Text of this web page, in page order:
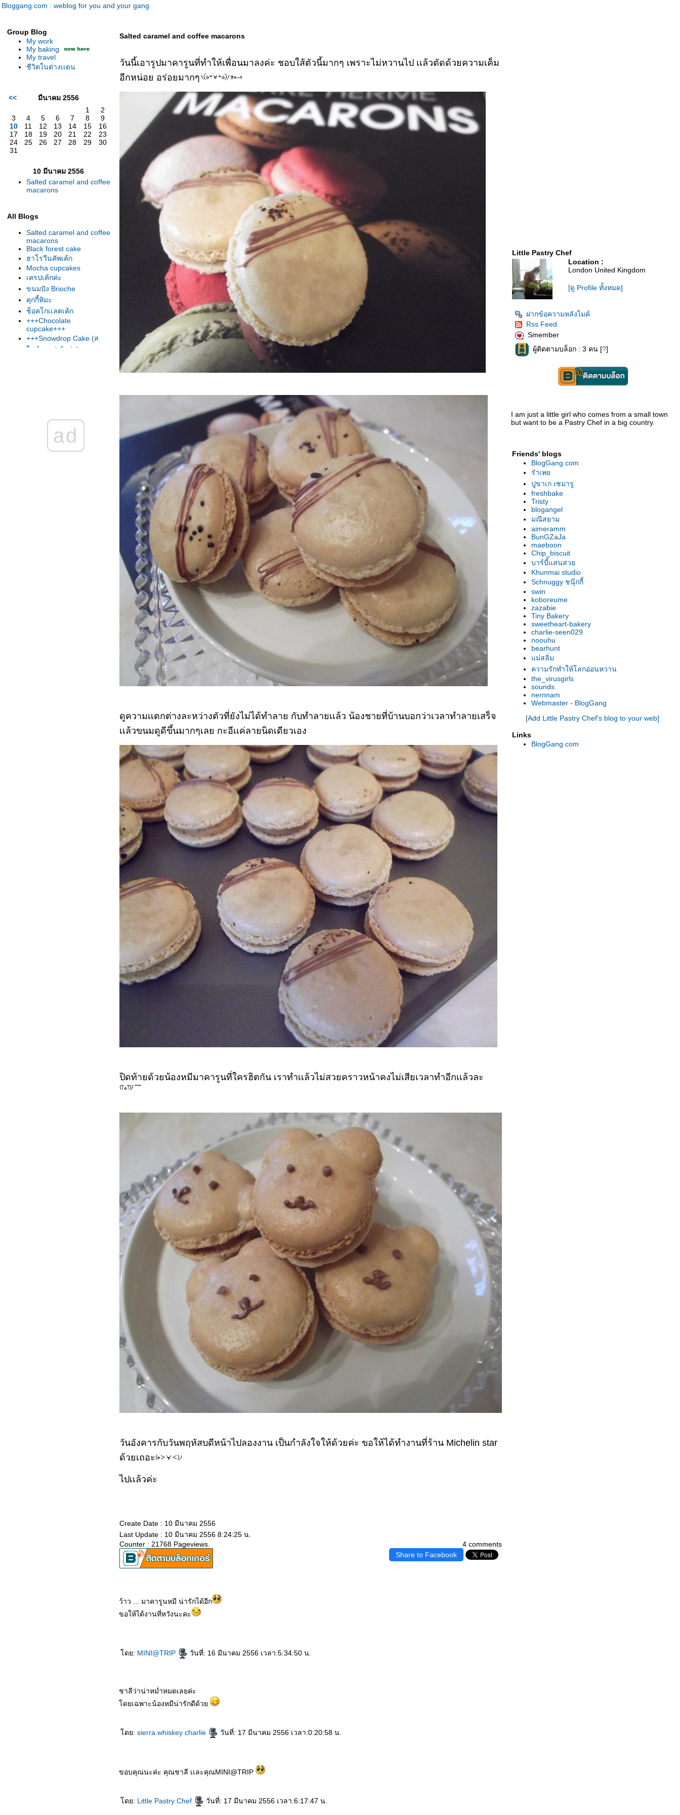
Bloggang.com : weblog for you and your gang
Group Blog
My work
My baking
My travel
ชีวิตในต่างเเดน
<<
มีนาคม 2556
1
2
3
4 5 6 7 8
9
10
11 12 13 14 15
16
17
18 19 20 21 22
23
24
25 26 27 28 29
30
31
10 มีนาคม 2556
Salted caramel and coffee
macarons
All Blogs
Salted caramel and coffee
macarons
Black forest cake
ฮาโรวีนคัพเค้ก
Mocha cupcakes
เครปเค้กค่ะ
ขนมปัง Brioche
คุกกี้หิมะ
ช็อคโกเเลตเค้ก
+++Chocolate
cupcake+++
+++Snowdrop Cake (ส
นว์ดรอปเค้กค่ะ)+++
+++มาทำขนมสำหรับ High
Tea กันต่อ (Scone) +++
ad
Salted caramel and coffee macarons
วันนี้เอารูปมาคารูนที่ทำให้เพื่อนมาลงค่ะ ชอบใส้ตัวนี้มากๆ เพราะไม่หวานไป เเล้วตัดด้วยความเค็ม
อีกหน่อย อร่อยมากๆ
ดูความเเตกต่างละหว่างตัวที่ยังไม่ได้ทำลาย กับทำลายเเล้ว น้องชายที่บ้านบอกว่าเวลาทำลายเสร็จ
เเล้วขนมดูดีขึ้นมากๆเลย กะอีเเค่ลายนิดเดียวเอง
ปิดท้ายด้วยน้องหมีมาคารูนที่ใครฮิตกัน เราทำเเล้วไม่สวยคราวหน้าคงไม่เสียเวลาทำอีกเเล้วละ
วันอังคารกับวันพฤหัสบดีหน้าไปลองงาน เป็นกำลังใจให้ด้วยค่ะ ขอให้ได้ทำงานที่ร้าน Michelin star
ด้วยเถอะ
ไปเเล้วค่ะ
Create Date : 10 มีนาคม 2556
Last Update : 10 มีนาคม 2556 8:24:25 น.
4 comments
Counter : 21768 Pageviews.
Share to Facebook
ว้าว ... มาคารูนหมี น่ารักได้อีก
ขอให้ได้งานที่หวังนะคะ
ดย: MINI@TRIP วันที่: 16 มีนาคม 2556 เวลา:5:34:50 น.
ชาลีว่าน่าหม่ำหมดเลยค่ะ
ดยเฉพาะน้องหมีน่ารักดีด้ว
ดย: sierra whiskey charlie วันที่: 17 มีนาคม 2556 เวลา:0:20:58 น.
ขอบคุณนะค่ะ คุณชาลี เเละคุณMINI@TRIP
ดย: Little Pastry Chef วันที่: 17 มีนาคม 2556 เวลา:6:17:47 น.
Little Pastry Chef
Location :
London United Kingdom
[ดู Profile ทั้งหมด]
ฝากข้อความหลังไมค์
Rss Feed
Smember
ผู้ติดตามบล็อก : 3 คน [?]
I am just a little girl who comes from a small town
but want to be a Pastry Chef in a big country.
Friends' blogs
BlogGang.com
รำเพ
ปูขาเก เซมารู
freshbake
Tristy
blogangel
มณีสยาม
aimeramm
BunGZaJa
maeboon
Chip_biscuit
บาร์บี้แสนสว
Khunmai studio
Schnuggy ชนุ๊กกี้
swin
koboreume
zazabie
Tiny Bakery
sweetheart-bakery
charlie-seen029
noouhu
bearhunt
ม่สลิ่ม
ความรักทำให้โลกอ่อนหวาน
the_virusgirls
sounds
nernnam
Webmaster - BlogGang
[Add Little Pastry Chef's blog to your web]
Links
BlogGang.com